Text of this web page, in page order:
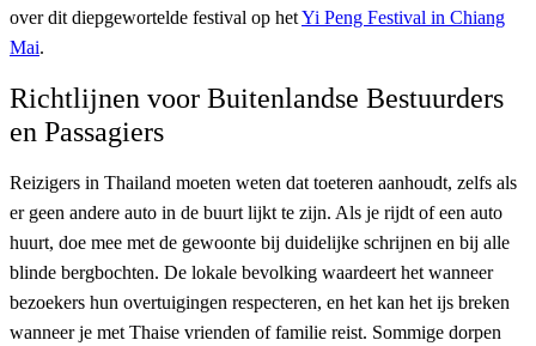
over dit diepgewortelde festival op hetYi Peng Festival in Chiang
Mai.
Richtlijnen voor Buitenlandse Bestuurders
en Passagiers
Reizigers in Thailand moeten weten dat toeteren aanhoudt, zelfs als
er geen andere auto in de buurt lijkt te zijn. Als je rijdt of een auto
huurt, doe mee met de gewoonte bij duidelijke schrijnen en bij alle
blinde bergbochten. De lokale bevolking waardeert het wanneer
bezoekers hun overtuigingen respecteren, en het kan het ijs breken
wanneer je met Thaise vrienden of familie reist. Sommige dorpen